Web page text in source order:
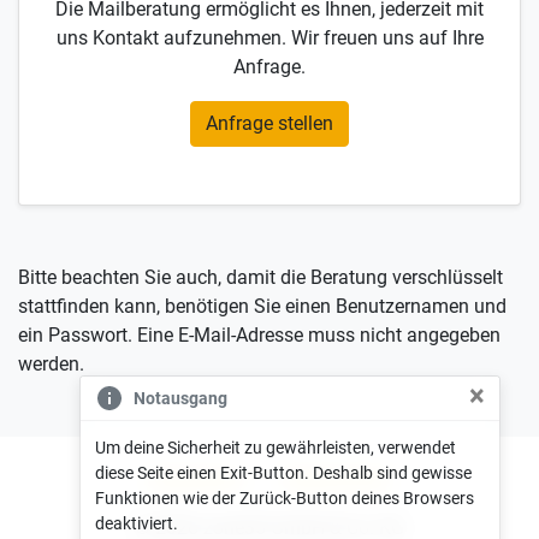
Die Mailberatung ermöglicht es Ihnen, jederzeit mit
uns Kontakt aufzunehmen. Wir freuen uns auf Ihre
Anfrage.
Anfrage stellen
Bitte beachten Sie auch, damit die Beratung verschlüsselt
stattfinden kann, benötigen Sie einen Benutzernamen und
ein Passwort. Eine E-Mail-Adresse muss nicht angegeben
werden.
© 2026 zone35 GmbH & Co. KG
Impressum Datenschutz
Notausgang ×
Um deine Sicherheit zu gewährleisten, verwendet
diese Seite einen Exit-Button. Deshalb sind gewisse
Funktionen wie der Zurück-Button deines Browsers
deaktiviert.